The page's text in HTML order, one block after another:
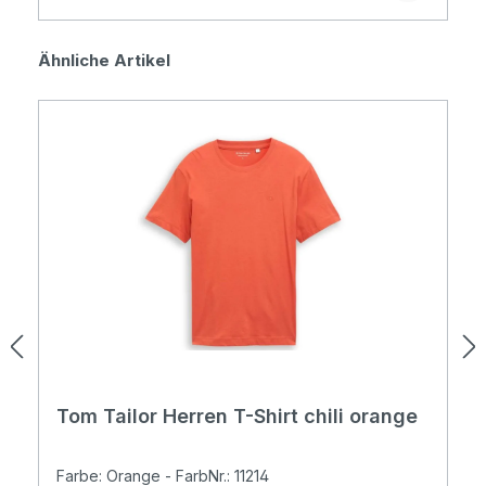
Produktgalerie überspringen
Ähnliche Artikel
Tom Tailor Herren T-Shirt chili orange
Farbe: Orange - FarbNr.: 11214